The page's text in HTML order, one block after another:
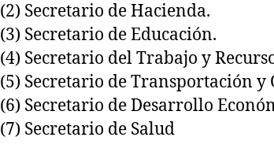
(2) Secretario de Hacienda.
(3) Secretario de Educación.
(4) Secretario del Trabajo y
(5) Secretario de Transportación y
(6) Secretario de Desarrollo
(7) Secretario de Salud